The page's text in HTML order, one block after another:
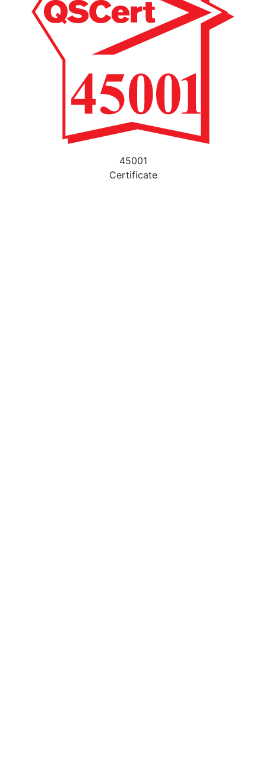
45001
Certificate